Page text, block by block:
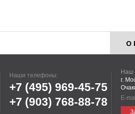
О
Наши телефоны:
+7 (495) 969-45-75
+7 (903) 768-88-78
Наш
г.
E-